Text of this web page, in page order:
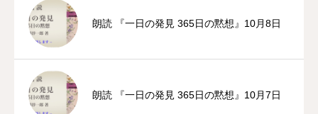
朗読 『一日の発見 365日の黙想』10月8日
朗読 『一日の発見 365日の黙想』10月7日